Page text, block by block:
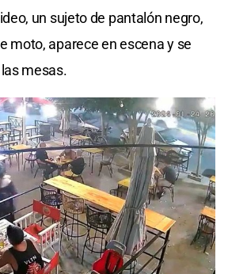
un sujeto de pantalón negro,
moto, aparece en escena y se
mesas.